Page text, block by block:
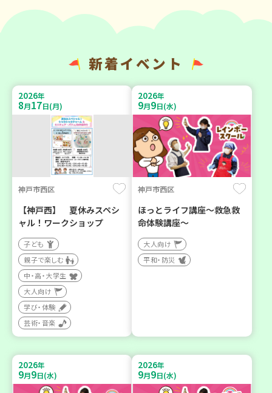
新着イベント
2026年
8月17日(月)
神戸市西区
【神戸西】 夏休みスペシ
ャル！ワークショップ
子ども
親子で楽しむ
中・高・大学生
大人向け
学び・体験
芸術・音楽
2026年
9月9日(水)
神戸市西区
ほっとライフ講座～救急救
命体験講座～
大人向け
平和・防災
2026年
9月9日(水)
2026年
9月9日(水)